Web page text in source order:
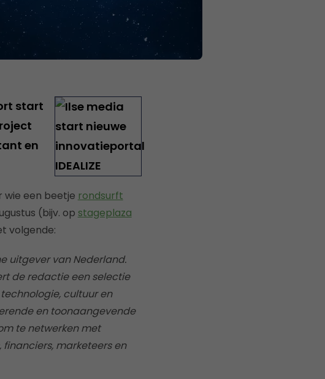
start
en
wie een beetje rondsurft
(bijv. op stageplaza
volgende:
uitgever van Nederland.
de redactie een selectie
cultuur en
en toonaangevende
te netwerken met
marketeers en